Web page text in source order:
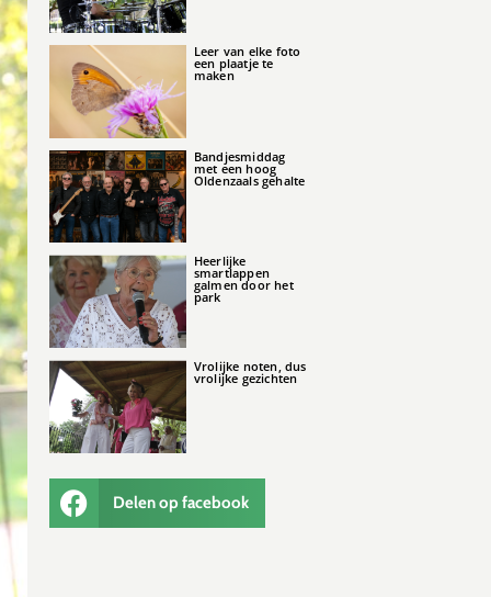
Leer van elke foto
een plaatje te
maken
Bandjesmiddag
met een hoog
Oldenzaals gehalte
Heerlijke
smartlappen
galmen door het
park
Vrolijke noten, dus
vrolijke gezichten
Delen op facebook